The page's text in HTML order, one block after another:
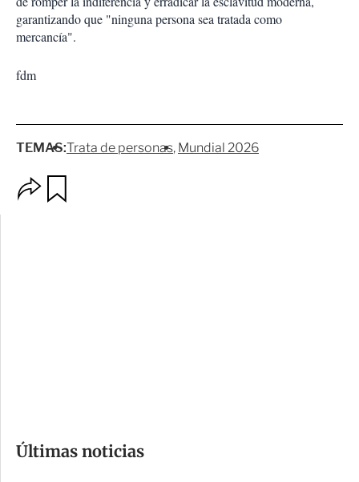
garantizando que "ninguna persona sea tratada como
mercancía".
fdm
TEMAS:Trata de personas Mundial 2026
p
m
Últimas noticias